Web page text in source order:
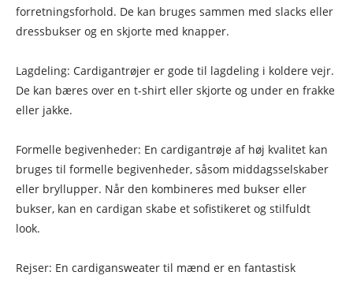
forretningsforhold. De kan bruges sammen med slacks eller
dressbukser og en skjorte med knapper.
Lagdeling: Cardigantrøjer er gode til lagdeling i koldere vejr.
De kan bæres over en t-shirt eller skjorte og under en frakke
eller jakke.
Formelle begivenheder: En cardigantrøje af høj kvalitet kan
bruges til formelle begivenheder, såsom middagsselskaber
eller bryllupper. Når den kombineres med bukser eller
bukser, kan en cardigan skabe et sofistikeret og stilfuldt
look.
Rejser: En cardigansweater til mænd er en fantastisk